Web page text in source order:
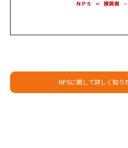
NPSに関して詳しく知り